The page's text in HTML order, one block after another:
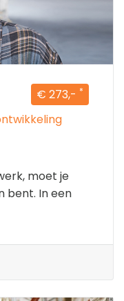
€ 273,- *
moet je
bent. In een